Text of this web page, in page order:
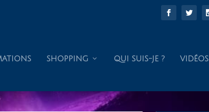
SHOPPING QUI SUIS-JE ? VIDÉOS